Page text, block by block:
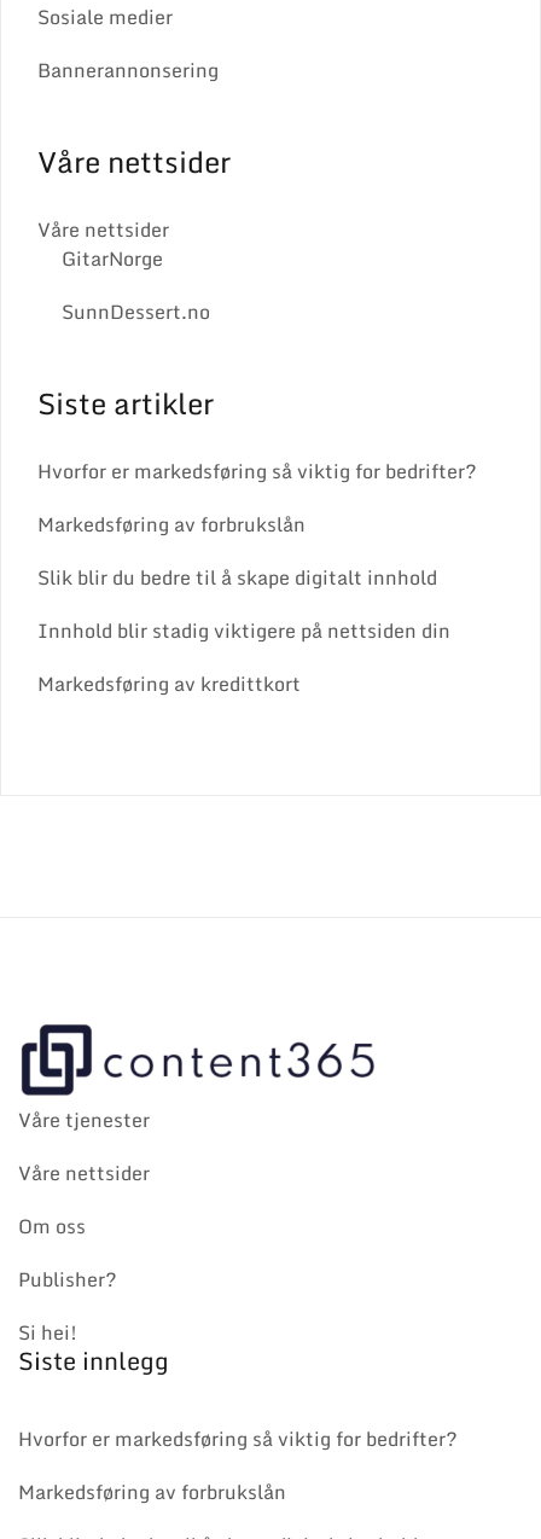
Sosiale medier
Bannerannonsering
Våre nettsider
Våre nettsider
GitarNorge
SunnDessert.no
Siste artikler
Hvorfor er markedsføring så viktig for bedrifter?
Markedsføring av forbrukslån
Slik blir du bedre til å skape digitalt innhold
Innhold blir stadig viktigere på nettsiden din
Markedsføring av kredittkort
Våre tjenester
Våre nettsider
Om oss
Publisher?
Si hei!
Siste innlegg
Hvorfor er markedsføring så viktig for bedrifter?
Markedsføring av forbrukslån